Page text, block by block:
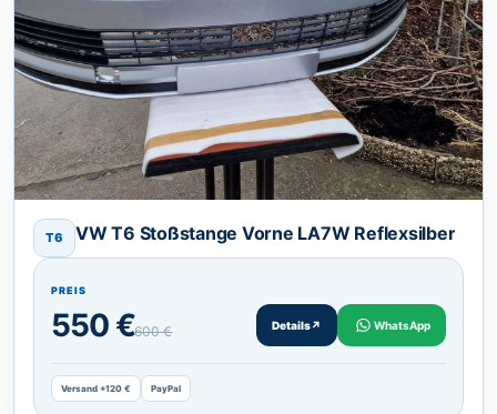
T6 VW T6 Stoßstange Vorne LA7W Reflexsilber
PREIS
550 €600 € Details↗ WhatsApp
Versand +120 € PayPal